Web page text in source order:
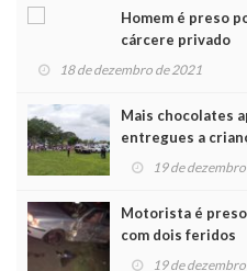
Homem é preso
cárcere privado
18 de dezembro de 2021
Mais chocolates
entregues a
19 de
Motorista é
com dois feridos
19 de